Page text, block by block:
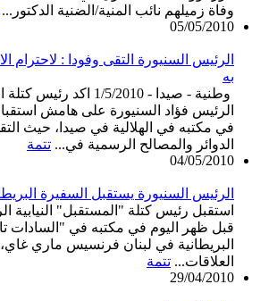
وفاة زميلهم نائب المنية/الضنية الدكتور...
05/05/2010
الرئيس السنيورة التقى وفودا : لاحترام
به
وطنية - صيدا - 1/5/2010
الرئيس فؤاد السنيورة على هامش
في مكتبه في الهلالية في صيدا، حيث
الدوائر والمصالح الرسمية في... تتمة
04/05/2010
الرئيس السنيورة يستقبل السفيرة
استقبل رئيس كتلة "المستقبل" النيابية
قبل ظهر اليوم في مكتبه في "السادات
البريطانية في لبنان فرنسيس ماري
العلاقات... تتمة
29/04/2010